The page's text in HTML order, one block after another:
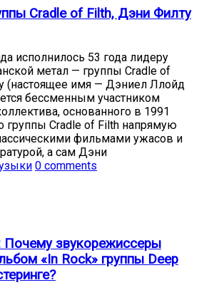
Cradle of Filth, Дэни Филту
исполнилось 53 года лидеру
метал — группы Cradle of
(настоящее имя — Дэниел Ллойд
бессменным участником
основанного в 1991
группы Cradle of Filth напрямую
фильмами ужасов и
а сам Дэни
0 comments
Почему звукорежиссеры
«In Rock» группы Deep